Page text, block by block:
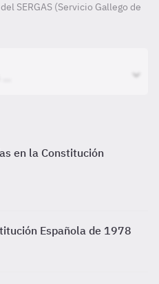
SERGAS (Servicio Gallego de
en la Constitución
Española de 1978